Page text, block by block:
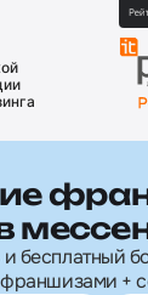
бесплатный
+